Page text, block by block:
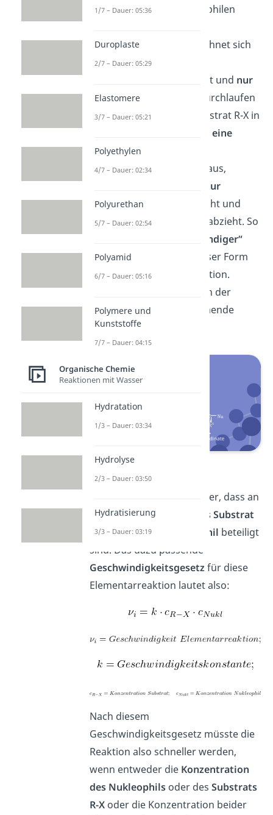
Mechanismus
der nucleophilen
Mechanismus. Dieser zeichnet sich
dadurch aus, dass
entsteht und nur
ein Übergangszustand
durchlaufen
wird. Dabei bildet das Substrat R-X in
einem Übergangszustandeine
Wechselwirkung
angreifenden Nukleophil aus,
Bindung zur
Abgangsgruppe X
schwächt und
Elektronendichte
aus ihr abzieht. So
„fünfbindiger“
Übergangszustand
in dieser Form
der nukleophilen Substitution.
Dieser eine Schritt ist auch der
geschwindigkeitsbestimmende
Schritt.
Allerdings erkennt man hier, dass an
diesem Schritt sowohl
das Substrat
R-Xals auch das Nukleophil beteiligt
sind. Das dazu passende
Geschwindigkeitsgesetzfür diese
Elementarreaktion lautet also:
Nach diesem
Geschwindigkeitsgesetz müsste die
Reaktion also schneller werden,
wenn entweder die Konzentration
des Nukleophils oder desSubstrats
R-X oder die Konzentration beider
1/7 – Dauer: 05:36
Duroplaste
2/7 – Dauer: 05:29
Elastomere
3/7 – Dauer: 05:21
Polyethylen
4/7 – Dauer: 02:34
Polyurethan
5/7 – Dauer: 02:54
Polyamid
6/7 – Dauer: 05:16
Polymere und
Kunststoffe
7/7 – Dauer: 04:15
Organische Chemie
Reaktionen mit Wasser
Hydratation
1/3 – Dauer: 03:34
Hydrolyse
2/3 – Dauer: 03:50
Hydratisierung
3/3 – Dauer: 03:19